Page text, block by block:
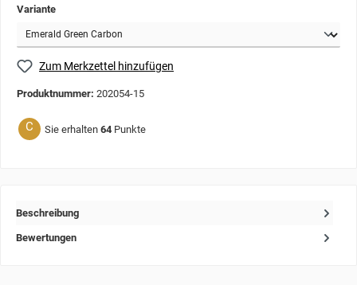
Variante
Zum Merkzettel hinzufügen
Produktnummer: 202054-15
C Sie erhalten 64 Punkte
Beschreibung
Bewertungen